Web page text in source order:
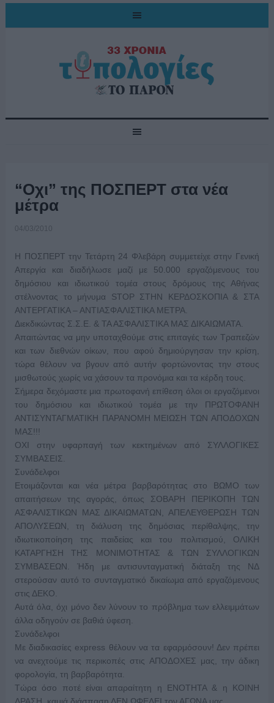
“Οχι” της ΠΟΣΠΕΡΤ στα νέα
μέτρα
04/03/2010
Η ΠΟΣΠΕΡΤ την Τετάρτη 24 Φλεβάρη συμμετείχε στην Γενική
Απεργία και διαδήλωσε μαζί με 50.000 εργαζόμενους του
δημόσιου και ιδιωτικού τομέα στους δρόμους της Αθήνας
στέλνοντας το μήνυμα STOP ΣΤΗΝ ΚΕΡΔΟΣΚΟΠΙΑ & ΣΤΑ
ΑΝΤΕΡΓΑΤΙΚΑ – ΑΝΤΙΑΣΦΑΛΙΣΤΙΚΑ ΜΕΤΡΑ.
Διεκδικώντας Σ.Σ.Ε. & ΤΑ ΑΣΦΑΛΙΣΤΙΚΑ ΜΑΣ ΔΙΚΑΙΩΜΑΤΑ.
Απαιτώντας να μην υποταχθούμε στις επιταγές των Τραπεζών
και των διεθνών οίκων, που αφού δημιούργησαν την κρίση,
τώρα θέλουν να βγουν από αυτήν φορτώνοντας την στους
μισθωτούς χωρίς να χάσουν τα προνόμια και τα κέρδη τους.
Σήμερα δεχόμαστε μια πρωτοφανή επίθεση όλοι οι εργαζόμενοι
του δημόσιου και ιδιωτικού τομέα με την ΠΡΩΤΟΦΑΝΗ
ΑΝΤΙΣΥΝΤΑΓΜΑΤΙΚΗ ΠΑΡΑΝΟΜΗ ΜΕΙΩΣΗ ΤΩΝ ΑΠΟΔΟΧΩΝ
ΜΑΣ!!!
ΟΧΙ στην υφαρπαγή των κεκτημένων από ΣΥΛΛΟΓΙΚΕΣ
ΣΥΜΒΑΣΕΙΣ.
Συνάδελφοι
Ετοιμάζονται και νέα μέτρα βαρβαρότητας στο ΒΩΜΟ των
απαιτήσεων της αγοράς, όπως ΣΟΒΑΡΗ ΠΕΡΙΚΟΠΗ ΤΩΝ
ΑΣΦΑΛΙΣΤΙΚΩΝ ΜΑΣ ΔΙΚΑΙΩΜΑΤΩΝ, ΑΠΕΛΕΥΘΕΡΩΣΗ ΤΩΝ
ΑΠΟΛΥΣΕΩΝ, τη διάλυση της δημόσιας περίθαλψης, την
ιδιωτικοποίηση της παιδείας και του πολιτισμού, ΟΛΙΚΗ
ΚΑΤΑΡΓΗΣΗ ΤΗΣ ΜΟΝΙΜΟΤΗΤΑΣ & ΤΩΝ ΣΥΛΛΟΓΙΚΩΝ
ΣΥΜΒΑΣΕΩΝ. Ήδη με αντισυνταγματική διάταξη της ΝΔ
στερούσαν αυτό το συνταγματικό δικαίωμα από εργαζόμενους
στις ΔΕΚΟ.
Αυτά όλα, όχι μόνο δεν λύνουν το πρόβλημα των ελλειμμάτων
άλλα οδηγούν σε βαθιά ύφεση.
Συνάδελφοι
Με διαδικασίες express θέλουν να τα εφαρμόσουν! Δεν πρέπει
να ανεχτούμε τις περικοπές στις ΑΠΟΔΟΧΕΣ μας, την άδικη
φορολογία, τη βαρβαρότητα.
Τώρα όσο ποτέ είναι απαραίτητη η ΕΝΟΤΗΤΑ & η ΚΟΙΝΗ